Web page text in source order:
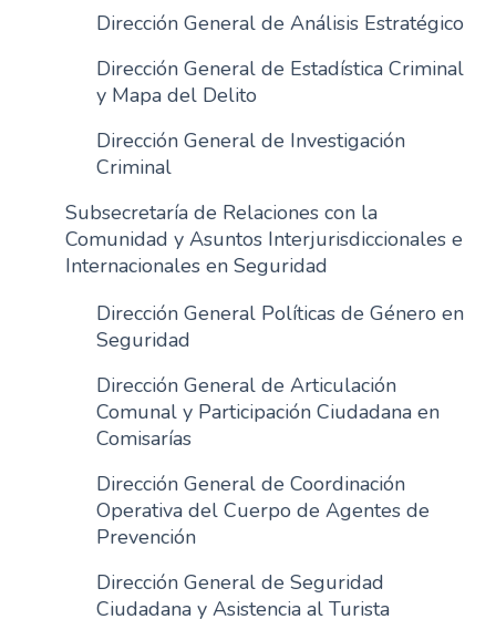
i
c
i
a
Dirección General de Análisis Estratégico
Dirección General de Estadística Criminal
y Mapa del Delito
Dirección General de Investigación
Criminal
Subsecretaría de Relaciones con la
Comunidad y Asuntos Interjurisdiccionales e
Internacionales en Seguridad
Dirección General Políticas de Género en
Seguridad
Dirección General de Articulación
Comunal y Participación Ciudadana en
Comisarías
Dirección General de Coordinación
Operativa del Cuerpo de Agentes de
Prevención
Dirección General de Seguridad
Ciudadana y Asistencia al Turista